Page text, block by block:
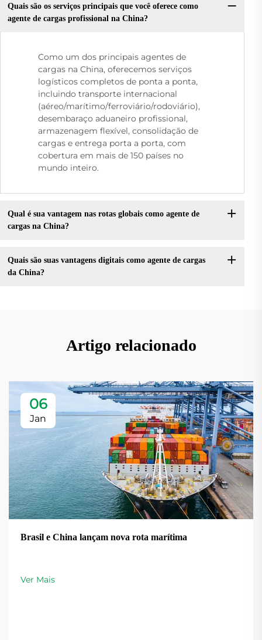
Quais são os serviços principais que você oferece como
agente de cargas profissional na China?
Como um dos principais agentes de
cargas na China, oferecemos serviços
logísticos completos de ponta a ponta,
incluindo transporte internacional
(aéreo/marítimo/ferroviário/rodoviário),
desembaraço aduaneiro profissional,
armazenagem flexível, consolidação de
cargas e entrega porta a porta, com
cobertura em mais de 150 países no
mundo inteiro.
Qual é sua vantagem nas rotas globais como agente de
cargas na China?
Quais são suas vantagens digitais como agente de cargas
da China?
Artigo relacionado
06
Jan
Brasil e China lançam nova rota marítima
Ver Mais